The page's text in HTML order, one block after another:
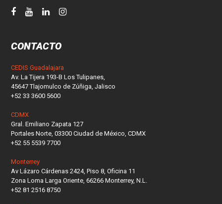
CONTACTO
CEDIS Guadalajara
Av. La Tijera 193-B Los Tulipanes,
45647 Tlajomulco de Zúñiga, Jalisco
+52 33 3600 5600
CDMX
Gral. Emiliano Zapata 127
Portales Norte, 03300 Ciudad de México, CDMX
+52 55 5539 7700
Monterrey
Av Lázaro Cárdenas 2424, Piso 8, Oficina 11
Zona Loma Larga Oriente, 66266 Monterrey, N.L.
+52 81 2516 8750